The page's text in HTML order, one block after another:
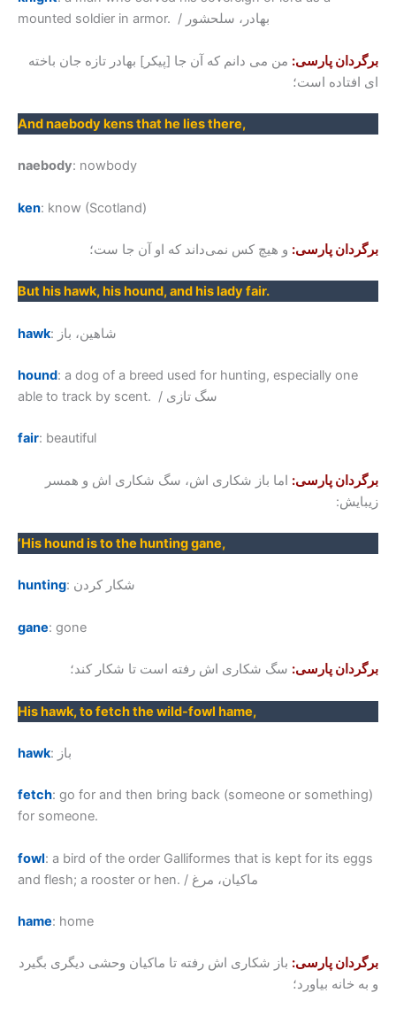
mounted soldier in armor. / بهادر، سلحشور
برگردان پارسی: من می دانم که آن جا [پیکر] بهادر تازه جان باخته
ای افتاده است؛
And naebody kens that he lies there,
naebody: nowbody
ken: know (Scotland)
برگردان پارسی: و هیچ کس نمی‌داند که او آن جا ست؛
But his hawk, his hound, and his lady fair.
hawk : شاهین، باز
hound: a dog of a breed used for hunting, especially one
able to track by scent. / سگ تازی
fair: beautiful
برگردان پارسی: اما باز شکاری اش، سگ شکاری اش و همسر
زیبایش:
‘His hound is to the hunting gane,
hunting : شکار کردن
gane: gone
برگردان پارسی: سگ شکاری اش رفته است تا شکار کند؛
His hawk, to fetch the wild-fowl hame,
hawk : باز
fetch: go for and then bring back (someone or something)
for someone.
fowl: a bird of the order Galliformes that is kept for its eggs
and flesh; a rooster or hen. / ماکیان، مرغ
hame: home
برگردان پارسی: باز شکاری اش رفته تا ماکیان وحشی دیگری بگیرد
و به خانه بیاورد؛